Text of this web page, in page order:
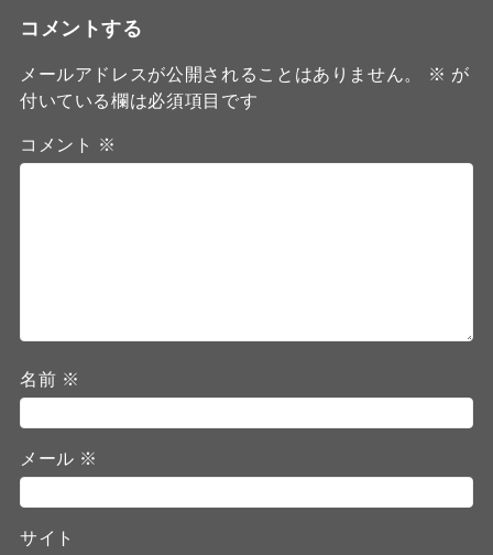
コメントする
メールアドレスが公開されることはありません。 ※ が
付いている欄は必須項目です
コメント ※
名前 ※
メール ※
サイト